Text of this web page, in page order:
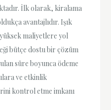
İlk olarak, kiralama
avantajlıdır. Işık
maliyetlere yol
bütçe dostu bir çözüm
süre boyunca ödeme
ve etkinlik
kontrol etme imkanı